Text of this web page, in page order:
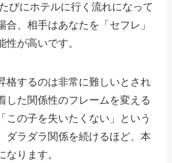
びにホテルに行く流れになって
合、相手はあなたを「セフレ」
性が高いです。
格するのは非常に難しいとされ
した関係性のフレームを変える
この子を失いたくない」という
ダラダラ関係を続けるほど、本
なります。